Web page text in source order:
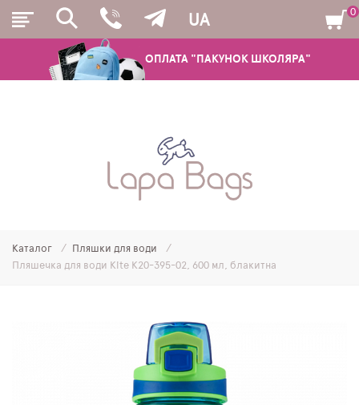
ОПЛАТА "ПАКУНОК ШКОЛЯРА"
UA
ШКІЛЬНІ РЮКЗАКИ ТА РАНЦІ
МОЛОДІЖНІ РЮКЗАКИ
0
Каталог
Пляшки для води
Пляшечка для води Kite K20-395-02, 600 мл, блакитна